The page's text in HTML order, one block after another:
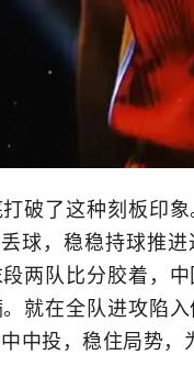
破了这种刻板印
球，稳稳持球推
两队比分胶着，
就在全队进攻陷
中投，稳住局势，